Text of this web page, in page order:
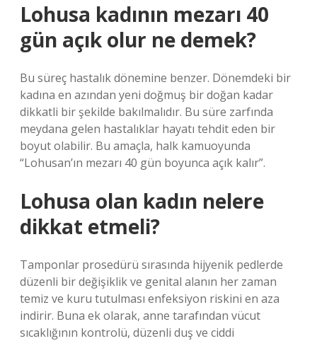
Lohusa kadının mezarı 40
gün açık olur ne demek?
Bu süreç hastalık dönemine benzer. Dönemdeki bir
kadına en azından yeni doğmuş bir doğan kadar
dikkatli bir şekilde bakılmalıdır. Bu süre zarfında
meydana gelen hastalıklar hayatı tehdit eden bir
boyut olabilir. Bu amaçla, halk kamuoyunda
“Lohusan’ın mezarı 40 gün boyunca açık kalır”.
Lohusa olan kadın nelere
dikkat etmeli?
Tamponlar prosedürü sırasında hijyenik pedlerde
düzenli bir değişiklik ve genital alanın her zaman
temiz ve kuru tutulması enfeksiyon riskini en aza
indirir. Buna ek olarak, anne tarafından vücut
sıcaklığının kontrolü, düzenli duş ve ciddi